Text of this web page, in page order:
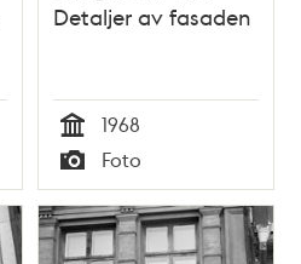
Detaljer av fasaden
Tid
1968
Typ
Foto